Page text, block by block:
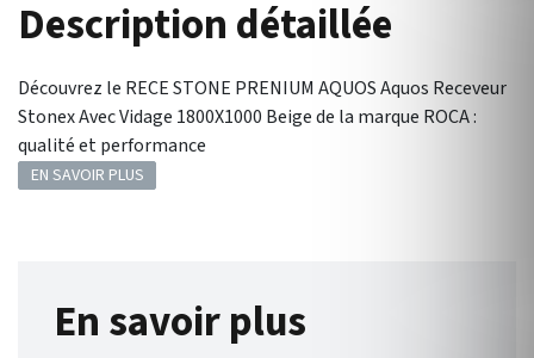
Description détaillée
Découvrez le RECE STONE PRENIUM AQUOS Aquos Receveur
Stonex Avec Vidage 1800X1000 Beige de la marque ROCA :
qualité et performance
EN SAVOIR PLUS
En savoir plus